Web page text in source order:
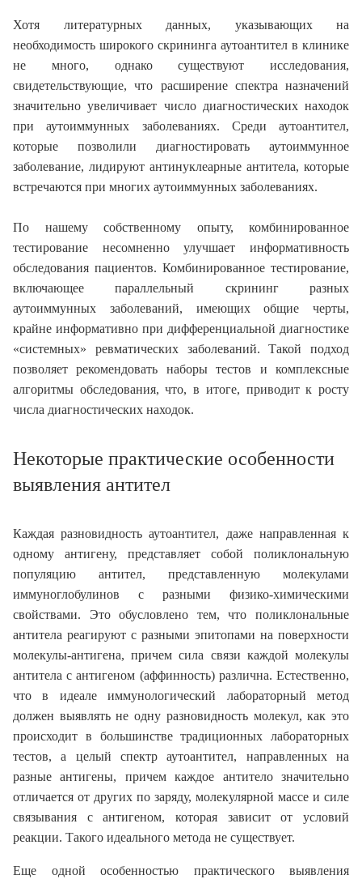
Хотя литературных данных, указывающих на
необходимость широкого скрининга аутоантител в клинике
не много, однако существуют исследования,
свидетельствующие, что расширение спектра назначений
значительно увеличивает число диагностических находок
при аутоиммунных заболеваниях. Среди аутоантител,
которые позволили диагностировать аутоиммунное
заболевание, лидируют антинуклеарные антитела, которые
встречаются при многих аутоиммунных заболеваниях.
По нашему собственному опыту, комбинированное
тестирование несомненно улучшает информативность
обследования пациентов. Комбинированное тестирование,
включающее параллельный скрининг разных
аутоиммунных заболеваний, имеющих общие черты,
крайне информативно при дифференциальной диагностике
«системных» ревматических заболеваний. Такой подход
позволяет рекомендовать наборы тестов и комплексные
алгоритмы обследования, что, в итоге, приводит к росту
числа диагностических находок.
Некоторые практические особенности
выявления антител
Каждая разновидность аутоантител, даже направленная к
одному антигену, представляет собой поликлональную
популяцию антител, представленную молекулами
иммуноглобулинов с разными физико-химическими
свойствами. Это обусловлено тем, что поликлональные
антитела реагируют с разными эпитопами на поверхности
молекулы-антигена, причем сила связи каждой молекулы
антитела с антигеном (аффинность) различна. Естественно,
что в идеале иммунологический лабораторный метод
должен выявлять не одну разновидность молекул, как это
происходит в большинстве традиционных лабораторных
тестов, а целый спектр аутоантител, направленных на
разные антигены, причем каждое антитело значительно
отличается от других по заряду, молекулярной массе и силе
связывания с антигеном, которая зависит от условий
реакции. Такого идеального метода не существует.
Еще одной особенностью практического выявления